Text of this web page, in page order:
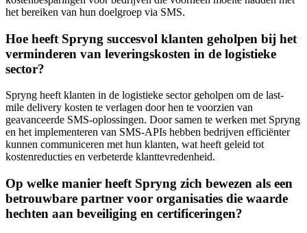
het bereiken van hun doelgroep via SMS.
Hoe heeft Spryng succesvol klanten geholpen bij het
verminderen van leveringskosten in de logistieke
sector?
Spryng heeft klanten in de logistieke sector geholpen om de last-
mile delivery kosten te verlagen door hen te voorzien van
geavanceerde SMS-oplossingen. Door samen te werken met Spryng
en het implementeren van SMS-APIs hebben bedrijven efficiënter
kunnen communiceren met hun klanten, wat heeft geleid tot
kostenreducties en verbeterde klanttevredenheid.
Op welke manier heeft Spryng zich bewezen als een
betrouwbare partner voor organisaties die waarde
hechten aan beveiliging en certificeringen?